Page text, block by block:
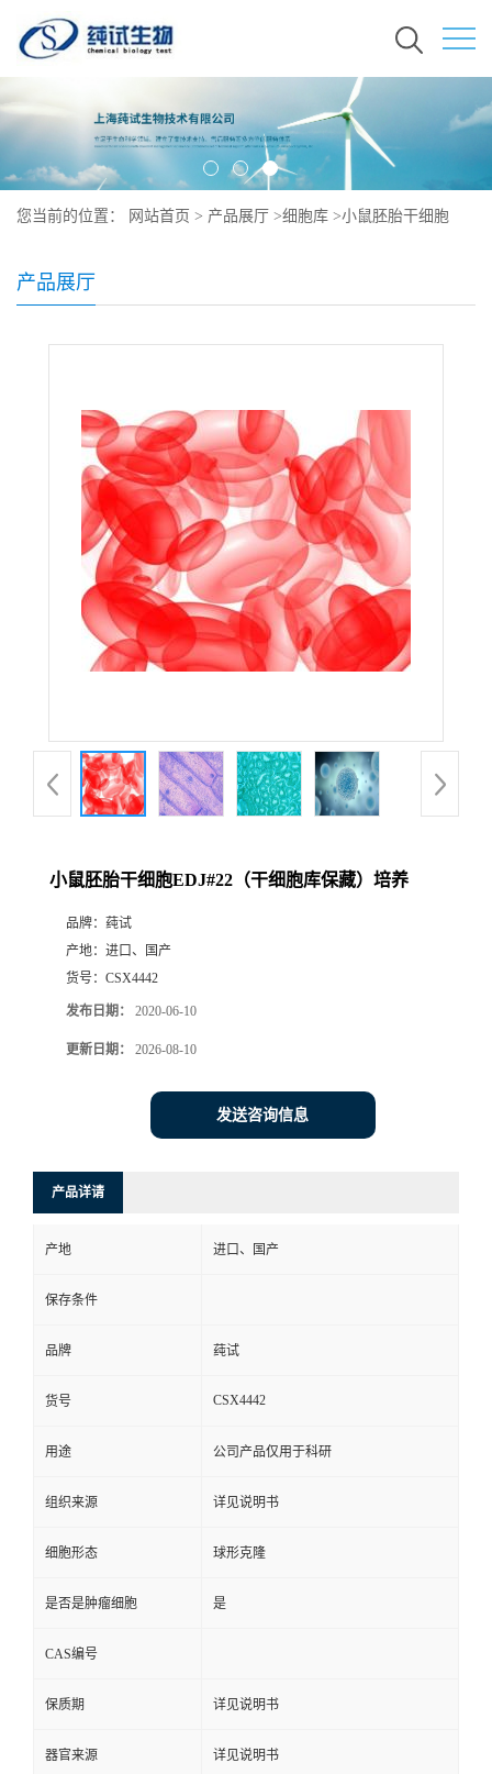
您当前的位置： 网站首页 > 产品展厅 >细胞库 >小鼠胚胎干细胞
产品展厅
小鼠胚胎干细胞EDJ#22（干细胞库保藏）培养
品牌： 莼试
产地： 进口、国产
货号： CSX4442
发布日期： 2020-06-10
更新日期： 2026-08-10
发送咨询信息
产品详请
产地 进口、国产
保存条件
品牌 莼试
货号 CSX4442
用途 公司产品仅用于科研
组织来源 详见说明书
细胞形态 球形克隆
是否是肿瘤细胞 是
CAS编号
保质期 详见说明书
器官来源 详见说明书